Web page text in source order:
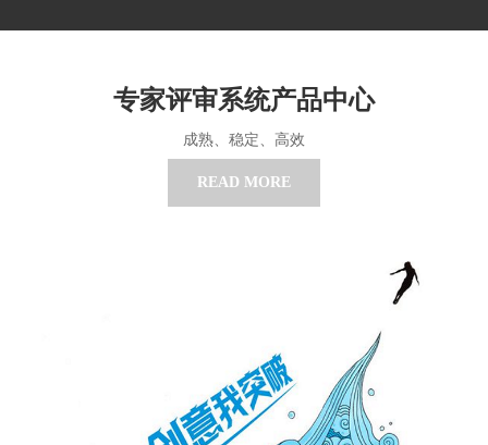
专家评审系统产品中心
成熟、稳定、高效
READ MORE